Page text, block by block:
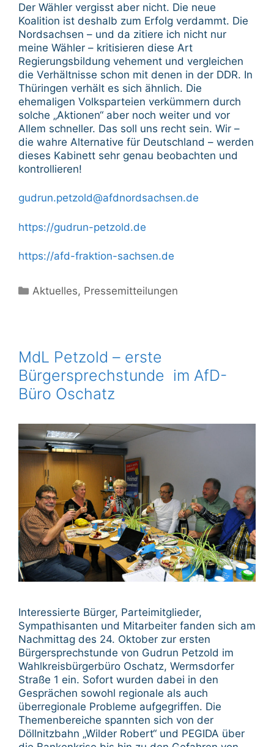
Der Wähler vergisst aber nicht. Die neue
Koalition ist deshalb zum Erfolg verdammt. Die
Nordsachsen – und da zitiere ich nicht nur
meine Wähler – kritisieren diese Art
Regierungsbildung vehement und vergleichen
die Verhältnisse schon mit denen in der DDR. In
Thüringen verhält es sich ähnlich. Die
ehemaligen Volksparteien verkümmern durch
solche „Aktionen“ aber noch weiter und vor
Allem schneller. Das soll uns recht sein. Wir –
die wahre Alternative für Deutschland – werden
dieses Kabinett sehr genau beobachten und
kontrollieren!
gudrun.petzold@afdnordsachsen.de
https://gudrun-petzold.de
https://afd-fraktion-sachsen.de
Kategorien
Aktuelles, Pressemitteilungen
MdL Petzold – erste
Bürgersprechstunde im AfD-
Büro Oschatz
Interessierte Bürger, Parteimitglieder,
Sympathisanten und Mitarbeiter fanden sich am
Nachmittag des 24. Oktober zur ersten
Bürgersprechstunde von Gudrun Petzold im
Wahlkreisbürgerbüro Oschatz, Wermsdorfer
Straße 1 ein. Sofort wurden dabei in den
Gesprächen sowohl regionale als auch
überregionale Probleme aufgegriffen. Die
Themenbereiche spannten sich von der
Döllnitzbahn „Wilder Robert“ und PEGIDA über